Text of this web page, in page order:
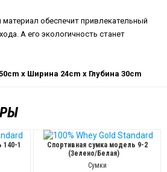
обеспечит привлекательный
А его экологичность станет
x Ширина 24cm x Глубина 30cm
1
Спортивная сумка модель 9-2
(Зелено/Белая)
Сумки